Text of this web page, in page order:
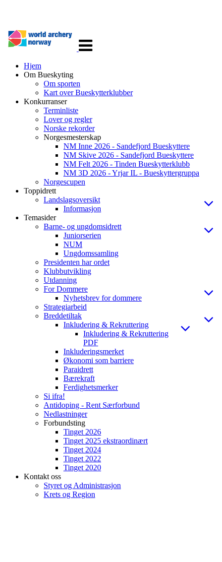
navigasjon
Hjem
Om Bueskyting
Om sporten
Kart over Bueskytterklubber
Konkurranser
Terminliste
Lover og regler
Norske rekorder
Norgesmesterskap
NM Inne 2026 - Sandefjord Bueskyttere
NM Skive 2026 - Sandefjord Bueskyttere
NM Felt 2026 - Tinden Bueskytterklubb
NM 3D 2026 - Yrjar IL - Bueskyttergruppa
Norgescupen
Toppidrett
Landslagsoversikt
Informasjon
Temasider
Barne- og ungdomsidrett
Juniorserien
NUM
Ungdomssamling
Presidenten har ordet
Klubbutvikling
Utdanning
For Dommere
Nyhetsbrev for dommere
Strategiarbeid
Breddetiltak
Inkludering & Rekruttering
Inkludering & Rekruttering
PDF
Inkluderingsmerket
Økonomi som barriere
Paraidrett
Bærekraft
Ferdighetsmerker
Si ifra!
Antidoping - Rent Særforbund
Nedlastninger
Forbundsting
Tinget 2026
Tinget 2025 ekstraordinært
Tinget 2024
Tinget 2022
Tinget 2020
Kontakt oss
Styret og Administrasjon
Krets og Region